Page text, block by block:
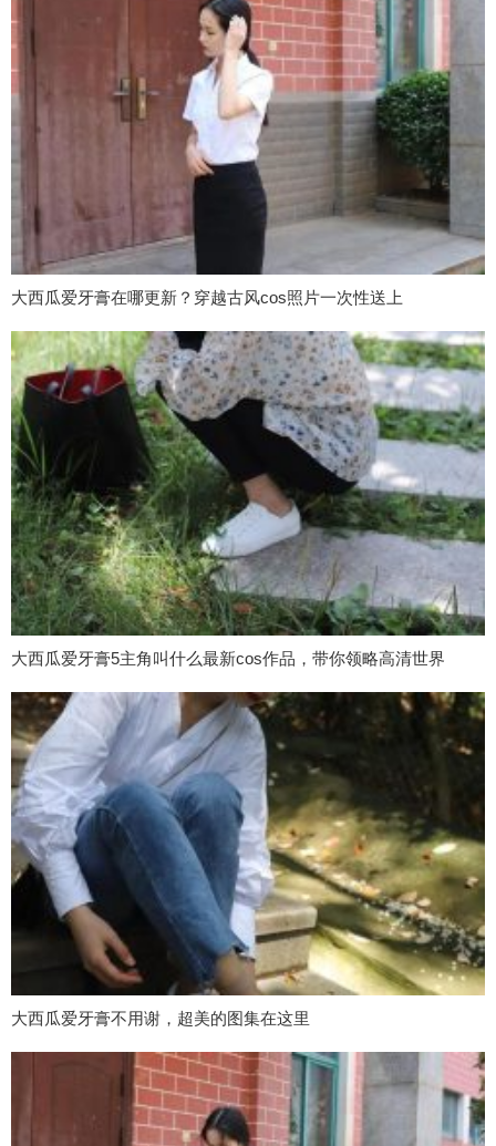
大西瓜爱牙膏在哪更新？穿越古风cos照片一次性送上
大西瓜爱牙膏5主角叫什么最新cos作品，带你领略高清世界
大西瓜爱牙膏不用谢，超美的图集在这里